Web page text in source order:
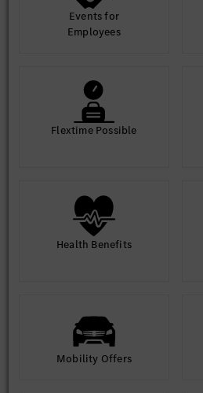
Events for
Employees
Flextime Possible
Health Benefits
Mobility Offers